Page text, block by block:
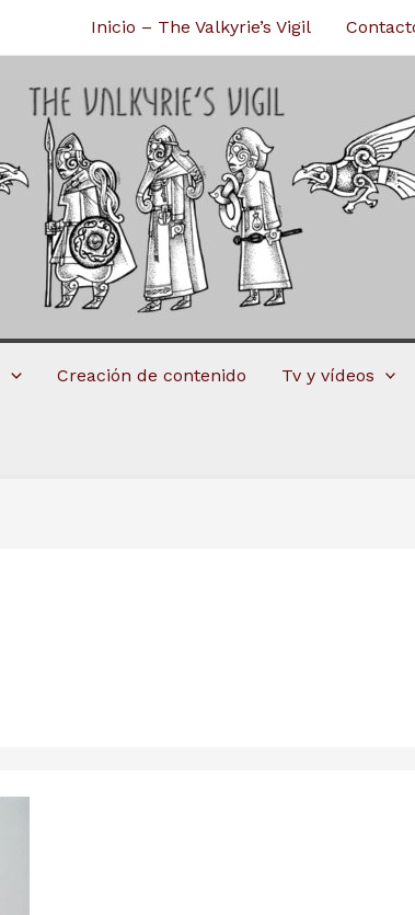
Inicio – The Valkyrie’s Vigil
Creación de contenido Tv y vídeos